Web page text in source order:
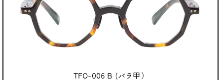
TFO-006 B (バラ甲）